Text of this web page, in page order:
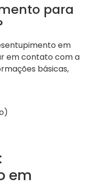
para
em
em contato com a
básicas,
em